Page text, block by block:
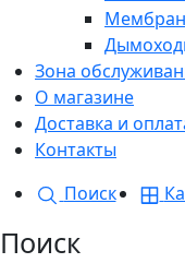
Зона
О магазине
Доставка и
Контакты
Поиск
Поиск